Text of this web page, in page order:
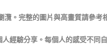
。完整的圖片與高畫質請參考
經驗分享。每個人的感受不同